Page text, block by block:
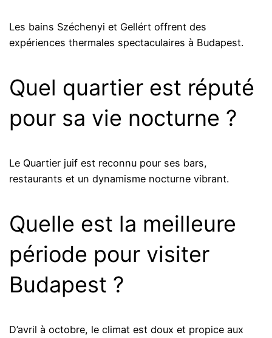
Les bains Széchenyi et Gellért offrent des
expériences thermales spectaculaires à Budapest.
Quel quartier est réputé
pour sa vie nocturne ?
Le Quartier juif est reconnu pour ses bars,
restaurants et un dynamisme nocturne vibrant.
Quelle est la meilleure
période pour visiter
Budapest ?
D’avril à octobre, le climat est doux et propice aux